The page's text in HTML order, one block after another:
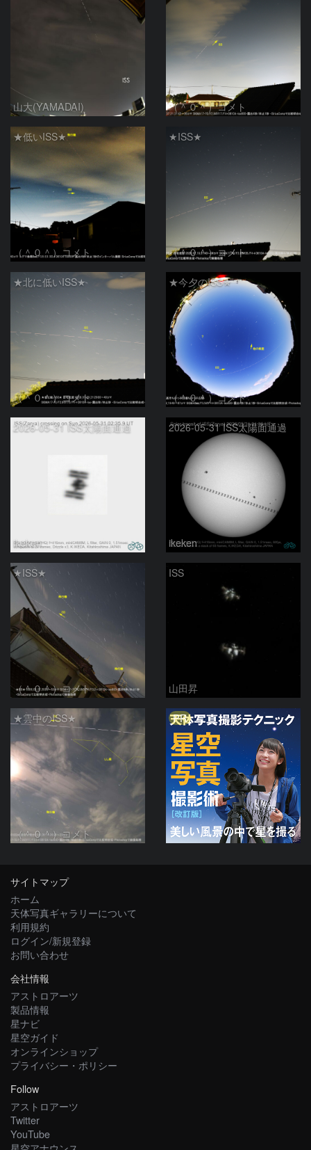
山大(YAMADAI) （＾０＾）コメト
★低いISS★
（＾０＾）コメト
★ISS★
（＾０＾）コメト
★北に低いISS★
（＾０＾）コメト
★今夕のISS★
（＾０＾）コメト
2026-05-31 ISS太陽面通過
ikeken
2026-05-31 ISS太陽面通過
ikeken
★ISS★
（＾０＾）コメト
ISS
山田昇
★雲中のISS★
（＾０＾）コメト
PR
サイトマップ
ホーム
天体写真ギャラリーについて
利用規約
ログイン/新規登録
お問い合わせ
会社情報
アストロアーツ
製品情報
星ナビ
星空ガイド
オンラインショップ
プライバシー・ポリシー
Follow
アストロアーツ
Twitter
YouTube